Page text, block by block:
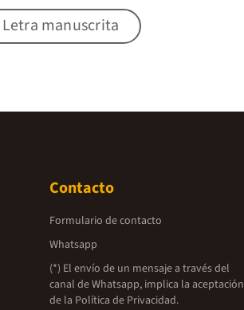
Letra manuscrita
Contacto
Formulario de contacto
Whatsapp
(*) El envío de un mensaje a través del
canal de Whatsapp, implica la aceptación
de la Política de Privacidad.